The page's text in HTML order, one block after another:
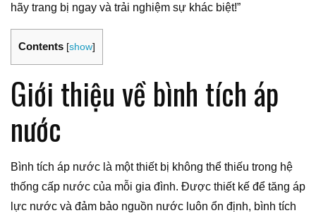
hãy trang bị ngay và trải nghiệm sự khác biệt!”
Contents [show]
Giới thiệu về bình tích áp
nước
Bình tích áp nước là một thiết bị không thể thiếu trong hệ
thống cấp nước của mỗi gia đình. Được thiết kế để tăng áp
lực nước và đảm bảo nguồn nước luôn ổn định, bình tích